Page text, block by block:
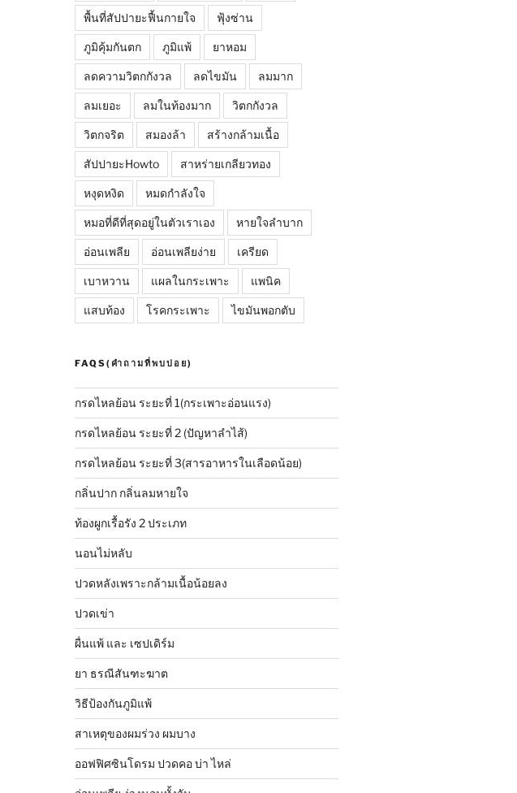
พื้นที่สัปปายะฟื้นกายใจ ฟุ้งซ่าน
ภูมิคุ้มกันตก ภูมิแพ้ ยาหอม
ลดความวิตกกังวล ลดไขมัน ลมมาก
ลมเยอะ ลมในท้องมาก วิตกกังวล
วิตกจริต สมองล้า สร้างกล้ามเนื้อ
สัปปายะHowto สาหร่ายเกลียวทอง
หงุดหงิด หมดกำลังใจ
หมอที่ดีที่สุดอยู่ในตัวเราเอง หายใจลำบาก
อ่อนเพลีย อ่อนเพลียง่าย เครียด
เบาหวาน แผลในกระเพาะ แพนิค
แสบท้อง โรคกระเพาะ ไขมันพอกตับ
FAQS(คำถามที่พบบ่อย)
กรดไหลย้อน ระยะที่ 1(กระเพาะอ่อนแรง)
กรดไหลย้อน ระยะที่ 2 (ปัญหาลำไส้)
กรดไหลย้อน ระยะที่ 3(สารอาหารในเลือดน้อย)
กลิ่นปาก กลิ่นลมหายใจ
ท้องผูกเรื้อรัง 2 ประเภท
นอนไม่หลับ
ปวดหลังเพราะกล้ามเนื้อน้อยลง
ปวดเข่า
ผื่นแพ้ และ เซปเดิร์ม
ยา ธรณีสันฑะฆาต
วิธีป้องกันภูมิแพ้
สาเหตุของผมร่วง ผมบาง
ออฟฟิศซินโดรม ปวดคอ บ่า ไหล่